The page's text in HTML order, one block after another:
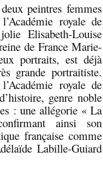
peintres femmes
royale de
Elisabeth-Louise
de France Marie-
portraits, est déjà
grande portraitiste.
royale de
genre noble
: une allégorie « La
ainsi son
française comme
Labille-Guiard